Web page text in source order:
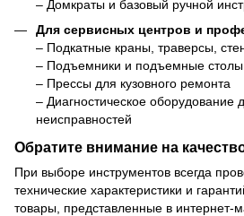
– Домкраты и базовый ручной
Для сервисных центров и
– Подкатные краны, траверсы,
– Подъемники и подъемные
– Прессы для кузовного ремонта
– Диагностическое оборудование
неисправностей
Обратите внимание на
При выборе инструментов всегда
технические характеристики и
товары, представленные в интернет-